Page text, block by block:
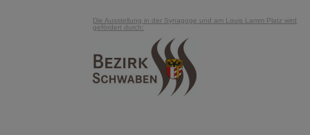
Die Ausstellung in der Synagoge und am Louis Lamm Platz wird
gefördert durch: